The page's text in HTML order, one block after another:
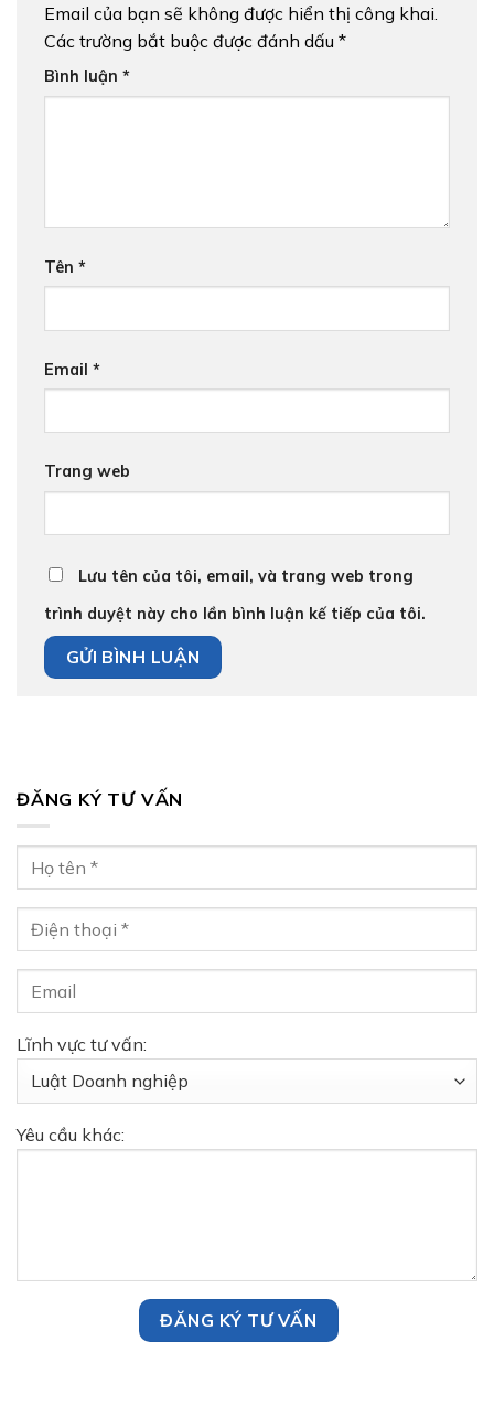
Email của bạn sẽ không được hiển thị công khai.
Các trường bắt buộc được đánh dấu *
Bình luận *
Tên *
Email *
Trang web
Lưu tên của tôi, email, và trang web trong
trình duyệt này cho lần bình luận kế tiếp của tôi.
ĐĂNG KÝ TƯ VẤN
Lĩnh vực tư vấn:
Yêu cầu khác: